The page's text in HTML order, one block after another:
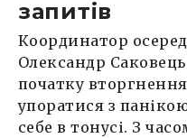
запитів
Координатор
Олександр
початку
упоратися з
себе в тонусі. З